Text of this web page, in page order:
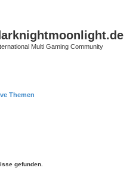
Multi Gaming Community
Themen
gefunden.